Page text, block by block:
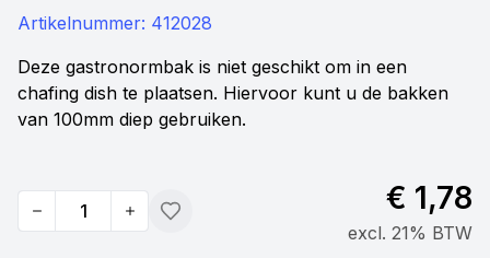
Artikelnummer: 412028
Deze gastronormbak is niet geschikt om in een
chafing dish te plaatsen. Hiervoor kunt u de bakken
van 100mm diep gebruiken.
Quantity Toevoegen
€ 1,78
excl. 21% BTW